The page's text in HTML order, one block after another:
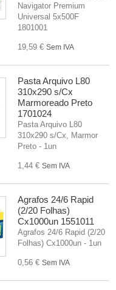
Navigator Premium
Universal 5x500F
1801001
19,59 € Sem IVA
Pasta Arquivo L80
310x290 s/Cx
Marmoreado Preto
1701024
Pasta Arquivo L80
310x290 s/Cx, Marmor
Preto - 1un
1,44 € Sem IVA
Agrafos 24/6 Rapid
(2/20 Folhas)
Cx1000un 1551011
Agrafos 24/6 Rapid (2/20
Folhas) Cx1000un - 1un
0,56 € Sem IVA